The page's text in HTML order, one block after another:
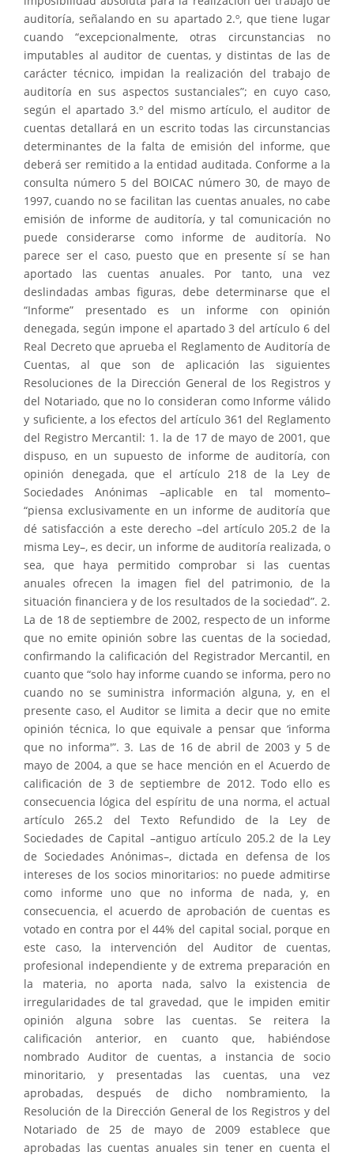
auditoría, señalando en su apartado 2.º, que tiene lugar
cuando “excepcionalmente, otras circunstancias no
imputables al auditor de cuentas, y distintas de las de
carácter técnico, impidan la realización del trabajo de
auditoría en sus aspectos sustanciales”; en cuyo caso,
según el apartado 3.º del mismo artículo, el auditor de
cuentas detallará en un escrito todas las circunstancias
determinantes de la falta de emisión del informe, que
deberá ser remitido a la entidad auditada. Conforme a la
consulta número 5 del BOICAC número 30, de mayo de
1997, cuando no se facilitan las cuentas anuales, no cabe
emisión de informe de auditoría, y tal comunicación no
puede considerarse como informe de auditoría. No
parece ser el caso, puesto que en presente sí se han
aportado las cuentas anuales. Por tanto, una vez
deslindadas ambas figuras, debe determinarse que el
“Informe” presentado es un informe con opinión
denegada, según impone el apartado 3 del artículo 6 del
Real Decreto que aprueba el Reglamento de Auditoría de
Cuentas, al que son de aplicación las siguientes
Resoluciones de la Dirección General de los Registros y
del Notariado, que no lo consideran como Informe válido
y suficiente, a los efectos del artículo 361 del Reglamento
del Registro Mercantil: 1. la de 17 de mayo de 2001, que
dispuso, en un supuesto de informe de auditoría, con
opinión denegada, que el artículo 218 de la Ley de
Sociedades Anónimas –aplicable en tal momento–
“piensa exclusivamente en un informe de auditoría que
dé satisfacción a este derecho –del artículo 205.2 de la
misma Ley–, es decir, un informe de auditoría realizada, o
sea, que haya permitido comprobar si las cuentas
anuales ofrecen la imagen fiel del patrimonio, de la
situación financiera y de los resultados de la sociedad”. 2.
La de 18 de septiembre de 2002, respecto de un informe
que no emite opinión sobre las cuentas de la sociedad,
confirmando la calificación del Registrador Mercantil, en
cuanto que “solo hay informe cuando se informa, pero no
cuando no se suministra información alguna, y, en el
presente caso, el Auditor se limita a decir que no emite
opinión técnica, lo que equivale a pensar que ‘informa
que no informa'”. 3. Las de 16 de abril de 2003 y 5 de
mayo de 2004, a que se hace mención en el Acuerdo de
calificación de 3 de septiembre de 2012. Todo ello es
consecuencia lógica del espíritu de una norma, el actual
artículo 265.2 del Texto Refundido de la Ley de
Sociedades de Capital –antiguo artículo 205.2 de la Ley
de Sociedades Anónimas–, dictada en defensa de los
intereses de los socios minoritarios: no puede admitirse
como informe uno que no informa de nada, y, en
consecuencia, el acuerdo de aprobación de cuentas es
votado en contra por el 44% del capital social, porque en
este caso, la intervención del Auditor de cuentas,
profesional independiente y de extrema preparación en
la materia, no aporta nada, salvo la existencia de
irregularidades de tal gravedad, que le impiden emitir
opinión alguna sobre las cuentas. Se reitera la
calificación anterior, en cuanto que, habiéndose
nombrado Auditor de cuentas, a instancia de socio
minoritario, y presentadas las cuentas, una vez
aprobadas, después de dicho nombramiento, la
Resolución de la Dirección General de los Registros y del
Notariado de 25 de mayo de 2009 establece que
aprobadas las cuentas anuales sin tener en cuenta el